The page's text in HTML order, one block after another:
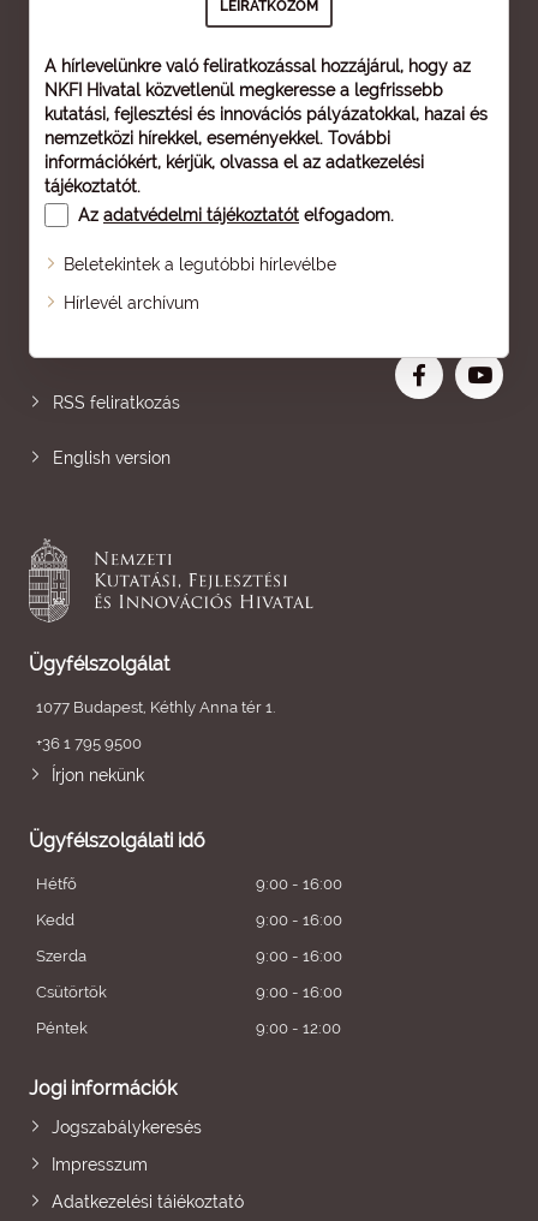
A hírlevelünkre való feliratkozással hozzájárul, hogy az
NKFI Hivatal közvetlenül megkeresse a legfrissebb
kutatási, fejlesztési és innovációs pályázatokkal, hazai és
nemzetközi hírekkel, eseményekkel. További
információkért, kérjük, olvassa el az adatkezelési
tájékoztatót.
Az adatvédelmi tájékoztatót elfogadom.
Beletekintek a legutóbbi hírlevélbe
Hírlevél archívum
Oldaltérkép
RSS feliratkozás
English version
Ügyfélszolgálat
1077 Budapest, Kéthly Anna tér 1.
+36 1 795 9500
Írjon nekünk
Ügyfélszolgálati idő
Hétfő
9:00 - 16:00
Kedd
9:00 - 16:00
Szerda
9:00 - 16:00
Csütörtök
9:00 - 16:00
Péntek
9:00 - 12:00
Jogi információk
Jogszabálykeresés
Impresszum
Adatkezelési tájékoztató